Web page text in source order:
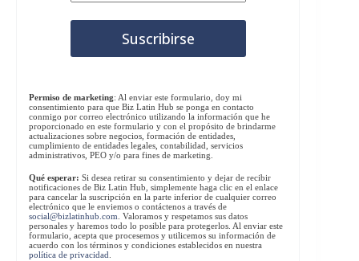
Permiso de marketing: Al enviar este formulario, doy mi
consentimiento para que Biz Latin Hub se ponga en contacto
conmigo por correo electrónico utilizando la información que he
proporcionado en este formulario y con el propósito de brindarme
actualizaciones sobre negocios, formación de entidades,
cumplimiento de entidades legales, contabilidad, servicios
administrativos, PEO y/o para fines de marketing.
Qué esperar: Si desea retirar su consentimiento y dejar de recibir
notificaciones de Biz Latin Hub, simplemente haga clic en el enlace
para cancelar la suscripción en la parte inferior de cualquier correo
electrónico que le enviemos o contáctenos a través de
social@bizlatinhub.com . Valoramos y respetamos sus datos
personales y haremos todo lo posible para protegerlos. Al enviar este
formulario, acepta que procesemos y utilicemos su información de
acuerdo con los términos y condiciones establecidos en nuestra
política de privacidad